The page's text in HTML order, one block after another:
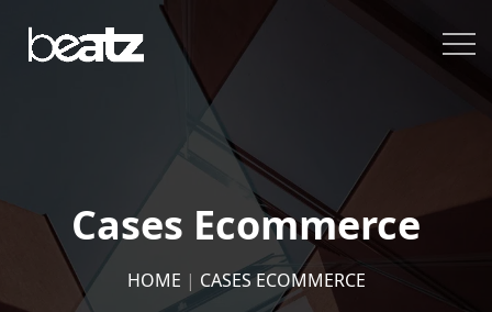
Cases Ecommerce
HOME | CASES ECOMMERCE